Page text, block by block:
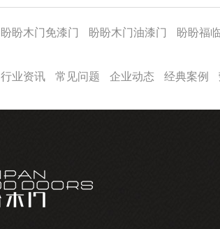
盼盼木门免漆门 盼盼木门油漆门 盼盼福
行业资讯 常见问题 企业动态 经典案例